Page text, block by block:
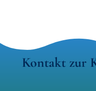
Kontakt zur